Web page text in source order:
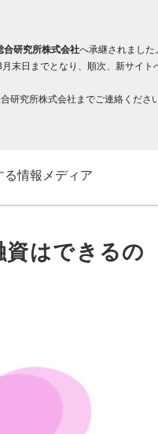
合研究所株式会社へ承継されました。
日までとなり、順次、新サイ
研究所株式会社までご連絡ください
る情報メディア
資はできるの